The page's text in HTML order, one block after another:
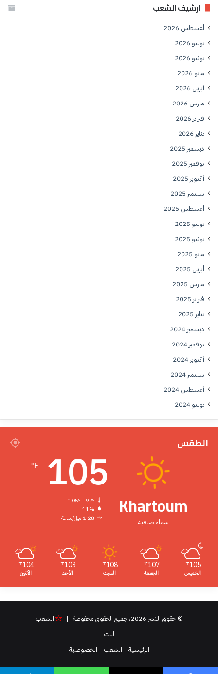
ارشيف الشعب
أغسطس 2026
يوليو 2026
يونيو 2026
مايو 2026
أبريل 2026
مارس 2026
فبراير 2026
يناير 2026
ديسمبر 2025
نوفمبر 2025
أكتوبر 2025
سبتمبر 2025
أغسطس 2025
يوليو 2025
يونيو 2025
مايو 2025
أبريل 2025
مارس 2025
فبراير 2025
يناير 2025
ديسمبر 2024
نوفمبر 2024
أكتوبر 2024
سبتمبر 2024
أغسطس 2024
يوليو 2024
الطقس
Khartoum
سماء صافية
105
℉
105º - 97º
11%
1.28 ميل/ساعة
105
℉
الخميس
107
℉
الجمعة
108
℉
السبت
103
℉
الأحد
104
℉
الأثنين
© حقوق النشر 2026، جميع الحقوق محفوظة |
الشعب
للت
الرئيسية
الشعب الخصوصية